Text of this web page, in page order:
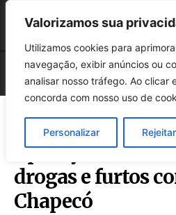
Valorizamos sua
Utilizamos cookies para
navegação, exibir anúncios ou
analisar nosso tráfego. Ao clicar
concorda com nosso uso de
Personalizar Rejeitar
Operação
drogas e furtos
Chapecó